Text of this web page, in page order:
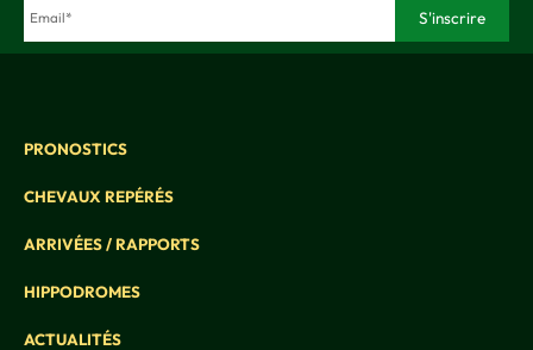
PRONOSTICS
CHEVAUX REPÉRÉS
ARRIVÉES / RAPPORTS
HIPPODROMES
ACTUALITÉS